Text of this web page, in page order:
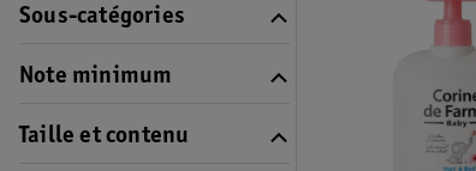
Sous-catégories
Note minimum
Taille et contenu